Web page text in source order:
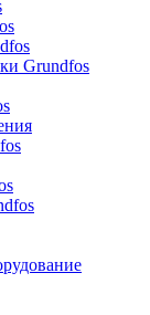
Grundfos